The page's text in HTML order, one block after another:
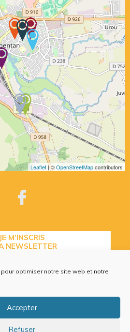
optimiser notre site web et notre
Accepter
Refuser
Leaflet | ©OpenStreetMapcontributors
JE M’INSCRIS
NEWSLETTER